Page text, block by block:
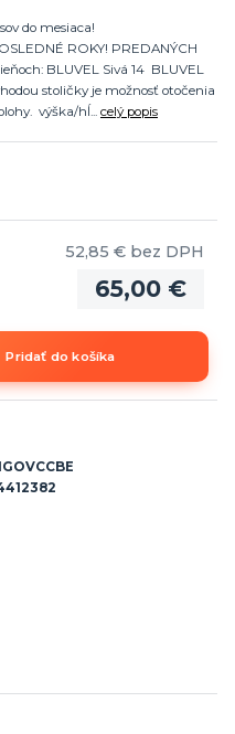
do mesiaca!
ROKY! PREDANÝCH
BLUVEL Sivá 14 BLUVEL
stoličky je možnosť otočenia
výška/hĺ... celý popis
65,00 €
52,85 € bez DPH
Pridať do košíka